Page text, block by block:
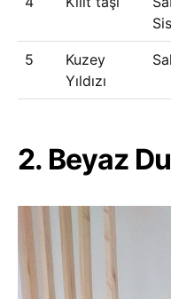
5
Kuzey
Yıldızı
2. Beyaz